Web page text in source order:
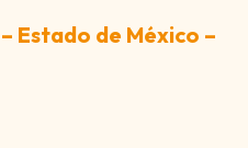
Estado de México –